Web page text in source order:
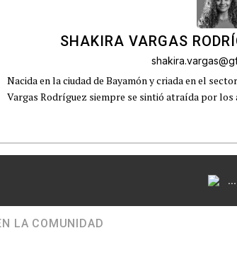
SHAKIRA VARGAS
Nacida en la ciudad de Bayamón y criada en el
Vargas Rodríguez siempre se sintió atraída por los
...
LA COMUNIDAD